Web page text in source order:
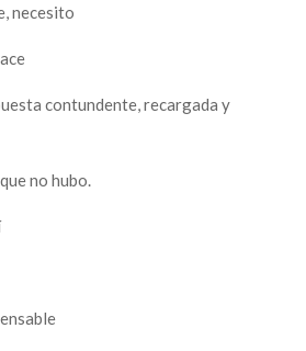
necesito
contundente, recargada y
no hubo.